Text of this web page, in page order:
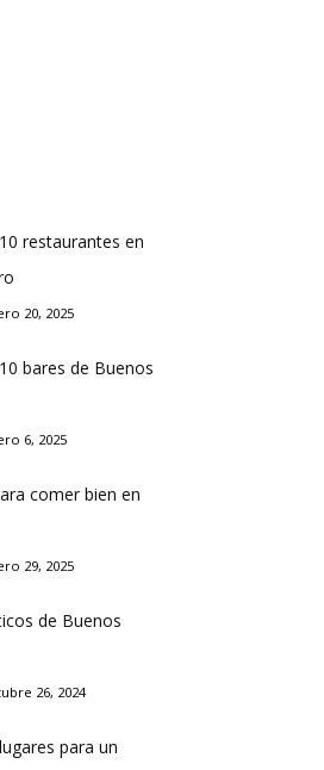
restaurantes en
20, 2025
bares de Buenos
6, 2025
comer bien en
29, 2025
de Buenos
26, 2024
para un